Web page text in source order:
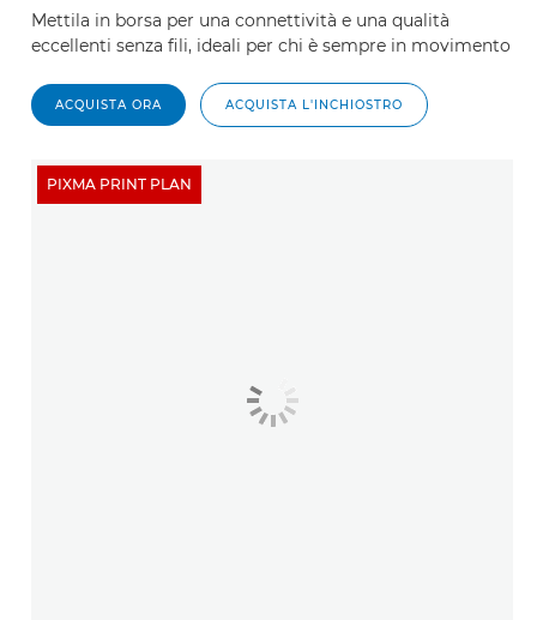
Mettila in borsa per una connettività e una qualità
eccellenti senza fili, ideali per chi è sempre in movimento
ACQUISTA ORA ACQUISTA L'INCHIOSTRO
PIXMA PRINT PLAN